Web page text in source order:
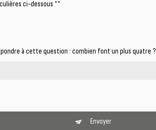
ci-dessous **
à cette question : combien font un plus quatre ?
Envoyer